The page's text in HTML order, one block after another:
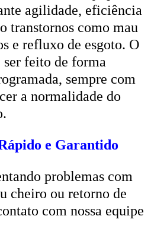
agilidade, eficiência
transtornos como mau
e refluxo de esgoto. O
feito de forma
sempre com
a normalidade do
e Garantido
problemas com
cheiro ou retorno de
com nossa equipe